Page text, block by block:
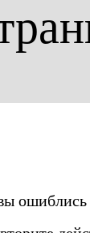
ошиблись